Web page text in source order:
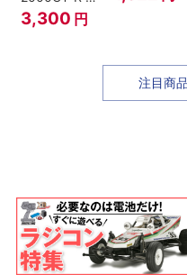
トリートカス
タム
3,300 円
バー)
注目商